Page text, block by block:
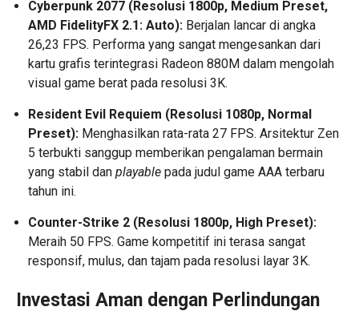
Cyberpunk 2077 (Resolusi 1800p, Medium Preset,
AMD FidelityFX 2.1: Auto): Berjalan lancar di angka
26,23 FPS. Performa yang sangat mengesankan dari
kartu grafis terintegrasi Radeon 880M dalam mengolah
visual game berat pada resolusi 3K.
Resident Evil Requiem (Resolusi 1080p, Normal
Preset): Menghasilkan rata-rata 27 FPS. Arsitektur Zen
5 terbukti sanggup memberikan pengalaman bermain
yang stabil dan playable pada judul game AAA terbaru
tahun ini.
Counter-Strike 2 (Resolusi 1800p, High Preset):
Meraih 50 FPS. Game kompetitif ini terasa sangat
responsif, mulus, dan tajam pada resolusi layar 3K.
Investasi Aman dengan Perlindungan